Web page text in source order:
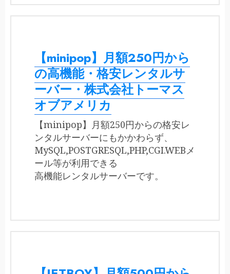
【minipop】月額250円から
の高機能・格安レンタルサ
ーバー・株式会社トーマス
オブアメリカ
【minipop】月額250円からの格安レ
ンタルサーバーにもかかわらず、
MySQL,POSTGRESQL,PHP,CGI.WEBメ
ール等が利用できる
高機能レンタルサーバーです。